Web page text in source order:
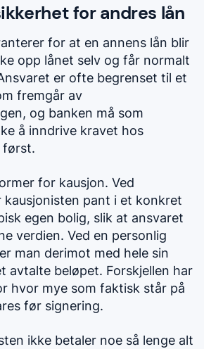
for andres lån
for at en annens lån blir
opp lånet selv og får normalt
er ofte begrenset til et
fremgår av
og banken må som
å inndrive kravet hos
først.
for kausjon. Ved
kausjonisten pant i et konkret
egen bolig, slik at ansvaret
verdien. Ved en personlig
man derimot med hele sin
avtalte beløpet. Forskjellen har
hvor mye som faktisk står på
før signering.
ikke betaler noe så lenge alt